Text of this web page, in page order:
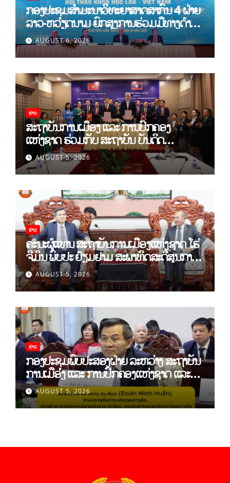
ກອງປະຊຸມສໍາມະນາວິທະຍາສາດສາກົນ 4 ຝ່າຍ
ລາວ-ຫວຽດນາມ ຍົກສູງການຮ່ວມມືທາງດ້ານ
ທິດສະດີ ແລະ ພຶດຕິກໍາ ລາວ-ຫວຽດນາມ ແນໃສ່
ສ້າງເສດຖະກິດເອກະລາດເປັນເຈົ້າຕົນເອງຢ່າງ
ເຂັ້ມແຂງ
AUGUST 6, 2026
ຂ່າວ
ສະຖາບັນການເມືອງ ແລະ ການປົກຄອງ
ແຫ່ງຊາດ ຮ່ວມກັບ ສະຖາບັນ ບັນດິດ
ວິທະຍາສາດສັງຄົມ ຫວຽດນາມ ເຊັນບົດບັນທຶກ
ການຮ່ວມມືທາງດ້ານວິທະຍາສາດ (2026-
2030)
AUGUST 5, 2026
ຂ່າວ
ຄະນະຜູ້ແທນ ສະຖາບັນການເມືອງແຫ່ງຊາດ ໂຮ່
ຈີມິນ ພົບປະ ຢ້ຽມຢາມ ສະພາທິດສະດີສູນກາງ
ພັກAUGUST 5, 2026
ຂ່າວ
ກອງປະຊຸມພົບປະສອງຝ່າຍ ລະຫວ່າງ ສະຖາບັນ
ການເມືອງ ແລະ ການປົກຄອງແຫ່ງຊາດ ແລະ
ສະຖາບັນການເມືອງແຫ່ງຊາດ ໂຮ່ຈີມິນ ສສ
ຫວຽດນາມ
AUGUST 5, 2026